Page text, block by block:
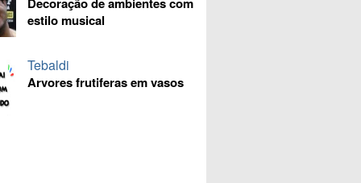
estilo musical
Tebaldi
Arvores frutiferas em vasos